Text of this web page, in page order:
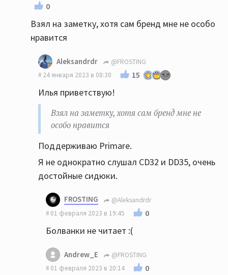
0
Взял на заметку, хотя сам бренд мне не особо
нравится
Aleksandrdr
@FROSTING
24 января 2023 в 08:30
15
Илья приветствую!
Взял на заметку, хотя сам бренд мне не
особо нравится
Поддерживаю Primare.
Я не однократно слушал CD32 и DD35, очень
достойные сидюки.
FROSTING
@Aleksandrdr
01 февраля 2023 в 19:45
0
Болванки не читает :(
Andrew_E
@FROSTING
01 февраля 2023 в 20:14
0